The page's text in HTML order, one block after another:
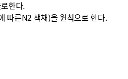
한다.
따른N2 색채)을 원칙으로 한다.